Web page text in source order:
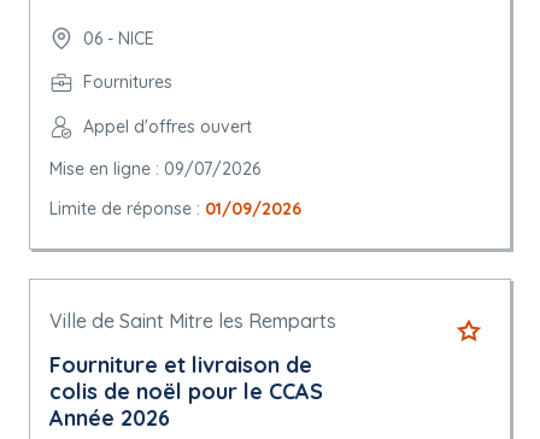
06 - NICE
Fournitures
Appel d'offres ouvert
Mise en ligne : 09/07/2026
Limite de réponse : 01/09/2026
Ville de Saint Mitre les Remparts
Fourniture et livraison de
colis de noël pour le CCAS
Année 2026